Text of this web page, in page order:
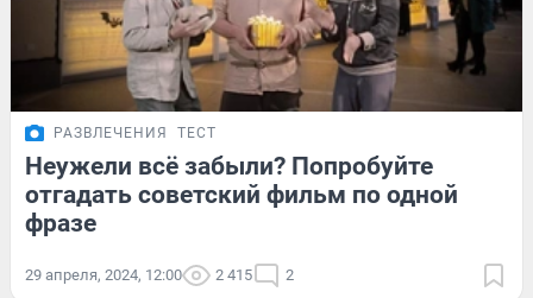
РАЗВЛЕЧЕНИЯ ТЕСТ
Неужели всё забыли? Попробуйте
отгадать советский фильм по одной
фразе
29 апреля, 2024, 12:00 2 415 2